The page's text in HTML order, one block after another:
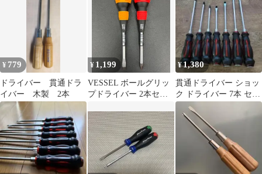
¥ 779
ドライバー 貫通ドラ
イバー 木製 2本
¥ 1,199
VESSEL ボールグリッ
プドライバー 2本セッ
15.5cm 新品 小
¥1,380
貫通ドライバー ショッ
ク ドライバー 7本 セッ
ト プラス マイナス マ
グネット